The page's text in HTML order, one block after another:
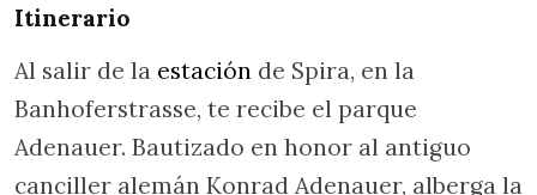
Itinerario
Al salir de la estación de Spira, en la
Banhoferstrasse, te recibe el parque
Adenauer. Bautizado en honor al antiguo
canciller alemán Konrad Adenauer, alberga la